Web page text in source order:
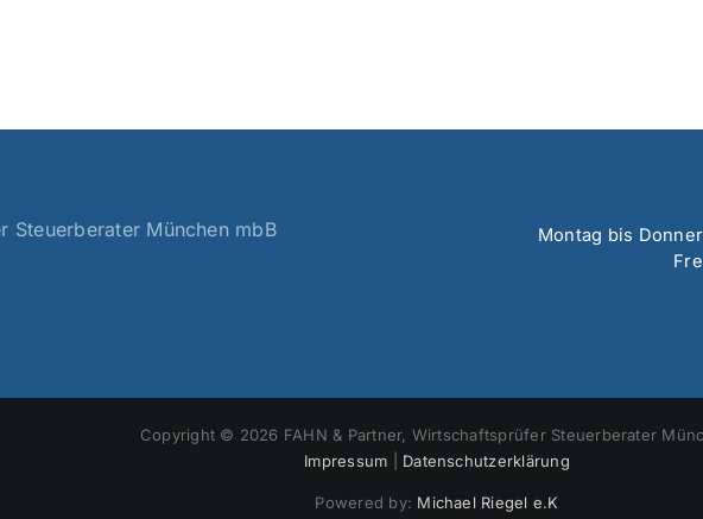
Steuerberater München mbB
Montag bis
Copyright © 2026 FAHN & Partner, Wirtschaftsprüfer Steuerberater
Impressum
Datenschutzerklärung
Powered by: Michael Riegel e.K